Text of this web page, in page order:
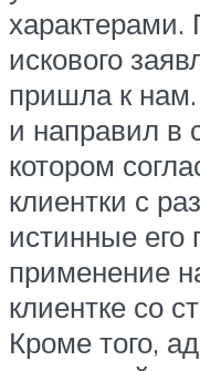
искового
пришла к нам.
и направил в
котором
клиентки с
истинные
применение
клиентке со
Кроме того,